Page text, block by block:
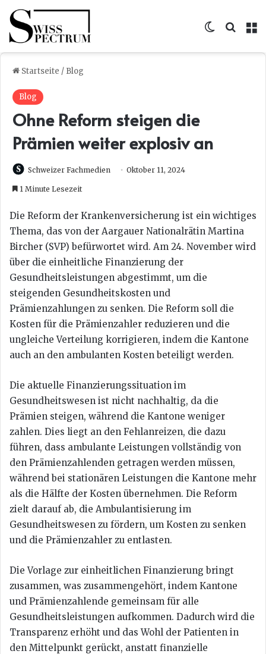
Skin
Startseite / Blog
Blog
Ohne Reform steigen die
Prämien weiter explosiv an
Schweizer Fachmedien Oktober 11, 2024
1 Minute Lesezeit
Die Reform der Krankenversicherung ist ein wichtiges
Thema, das von der Aargauer Nationalrätin Martina
Bircher (SVP) befürwortet wird. Am 24. November wird
über die einheitliche Finanzierung der
Gesundheitsleistungen abgestimmt, um die
steigenden Gesundheitskosten und
Prämienzahlungen zu senken. Die Reform soll die
Kosten für die Prämienzahler reduzieren und die
ungleiche Verteilung korrigieren, indem die Kantone
auch an den ambulanten Kosten beteiligt werden.
Die aktuelle Finanzierungssituation im
Gesundheitswesen ist nicht nachhaltig, da die
Prämien steigen, während die Kantone weniger
zahlen. Dies liegt an den Fehlanreizen, die dazu
führen, dass ambulante Leistungen vollständig von
den Prämienzahlenden getragen werden müssen,
während bei stationären Leistungen die Kantone mehr
als die Hälfte der Kosten übernehmen. Die Reform
zielt darauf ab, die Ambulantisierung im
Gesundheitswesen zu fördern, um Kosten zu senken
und die Prämienzahler zu entlasten.
Die Vorlage zur einheitlichen Finanzierung bringt
zusammen, was zusammengehört, indem Kantone
und Prämienzahlende gemeinsam für alle
Gesundheitsleistungen aufkommen. Dadurch wird die
Transparenz erhöht und das Wohl der Patienten in
den Mittelpunkt gerückt, anstatt finanzielle